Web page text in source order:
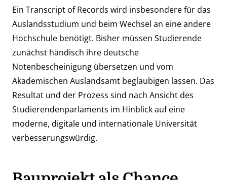
Ein Transcript of Records wird insbesondere für das
Auslandsstudium und beim Wechsel an eine andere
Hochschule benötigt. Bisher müssen Studierende
zunächst händisch ihre deutsche
Notenbescheinigung übersetzen und vom
Akademischen Auslandsamt beglaubigen lassen. Das
Resultat und der Prozess sind nach Ansicht des
Studierendenparlaments im Hinblick auf eine
moderne, digitale und internationale Universität
verbesserungswürdig.